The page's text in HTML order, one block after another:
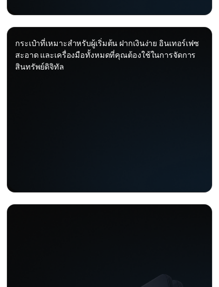
กระเป๋าที่เหมาะสำหรับผู้เริ่มต้น ฝากเงินง่าย อินเทอร์เฟซ
สะอาด และเครื่องมือทั้งหมดที่คุณต้องใช้ในการจัดการ
สินทรัพย์ดิจิทัล